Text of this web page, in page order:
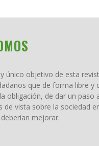
único objetivo de esta
que de forma libre y
obligación, de dar un paso
de vista sobre la sociedad
mejorar.